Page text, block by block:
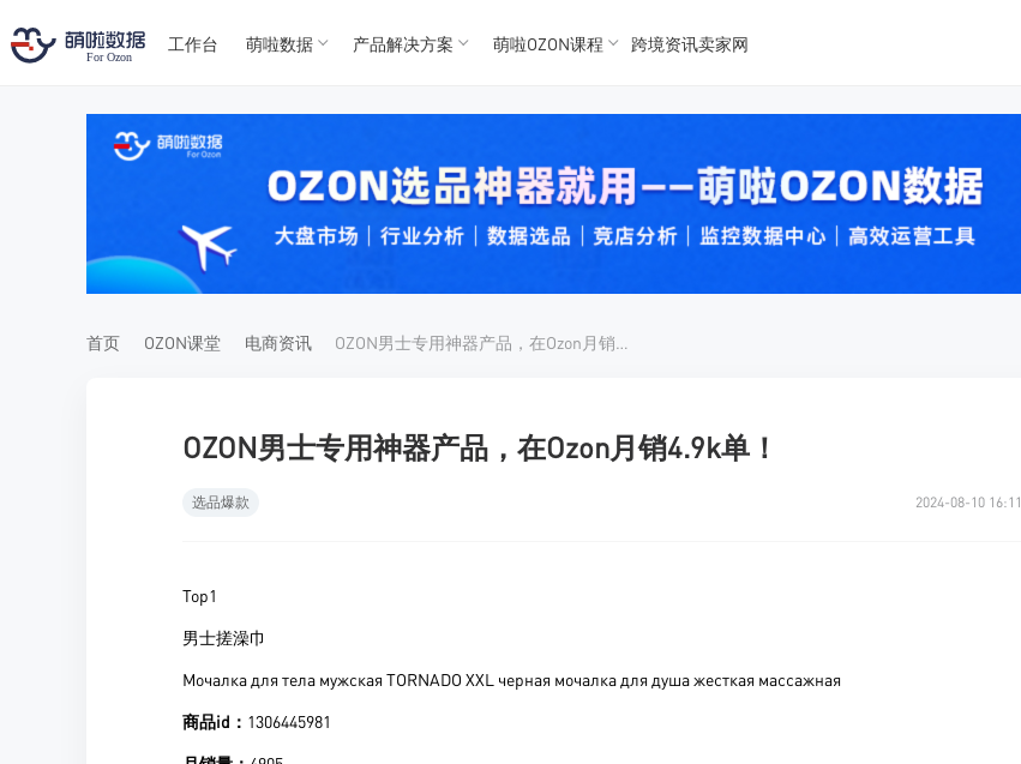
For Ozon
For OZon
TK数据
TK数据
工作台 萌啦数据 产品解决方案 萌啦OZON课程 跨境资讯卖家网
首页 OZON课堂 电商资讯 OZON男士专用神器产品，在Ozon月销4.9k单！
OZON男士专用神器产品，在Ozon月销4.9k单！
选品爆款 2024-08-10 16:11